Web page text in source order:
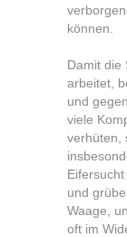
können.
Damit die
arbeitet,
und
viele
verhüten,
und
Waage,
oft im